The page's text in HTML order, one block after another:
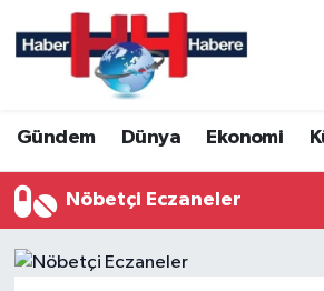
Gündem Dünya Ekonomi
Nöbetçi Eczaneler
Hava Durumu
Trafik Durumu
Süper Lig Puan Durumu ve
Tüm Manşetler